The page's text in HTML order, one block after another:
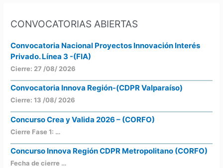
CONVOCATORIAS ABIERTAS
Convocatoria Nacional Proyectos Innovación Interés
Privado. Línea 3 -(FIA)
Cierre: 27 /08/ 2026
Convocatoria Innova Región-(CDPR Valparaíso)
Cierre: 13 /08/ 2026
Concurso Crea y Valida 2026 – (CORFO)
Cierre Fase 1: …
Concurso Innova Región CDPR Metropolitano (CORFO)
Fecha de cierre …